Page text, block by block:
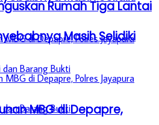
MBG di Depapre,
Rumah Tiga Lantai
Masih Selidiki